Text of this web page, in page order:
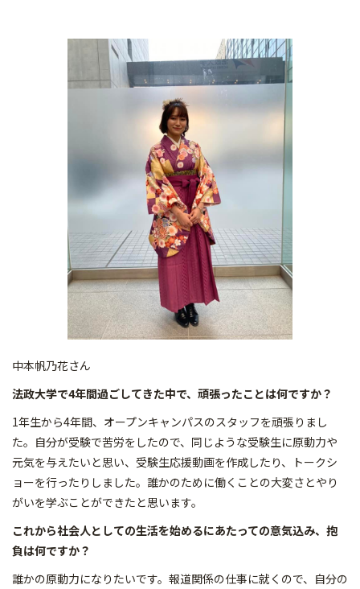
中本帆乃花さん
法政大学で4年間過ごしてきた中で、頑張ったことは何ですか？
1年生から4年間、オープンキャンパスのスタッフを頑張りまし
た。自分が受験で苦労をしたので、同じような受験生に原動力や
元気を与えたいと思い、受験生応援動画を作成したり、トークシ
ョーを行ったりしました。誰かのために働くことの大変さとやり
がいを学ぶことができたと思います。
これから社会人としての生活を始めるにあたっての意気込み、抱
負は何ですか？
誰かの原動力になりたいです。報道関係の仕事に就くので、自分の